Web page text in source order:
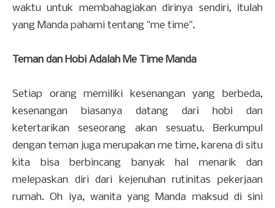
waktu untuk membahagiakan dirinya sendiri, itulah
yang Manda pahami tentang "me time".
Teman dan Hobi Adalah Me Time Manda
Setiap orang memiliki kesenangan yang berbeda,
kesenangan biasanya datang dari hobi dan
ketertarikan seseorang akan sesuatu. Berkumpul
dengan teman juga merupakan me time, karena di situ
kita bisa berbincang banyak hal menarik dan
melepaskan diri dari kejenuhan rutinitas pekerjaan
rumah. Oh iya, wanita yang Manda maksud di sini